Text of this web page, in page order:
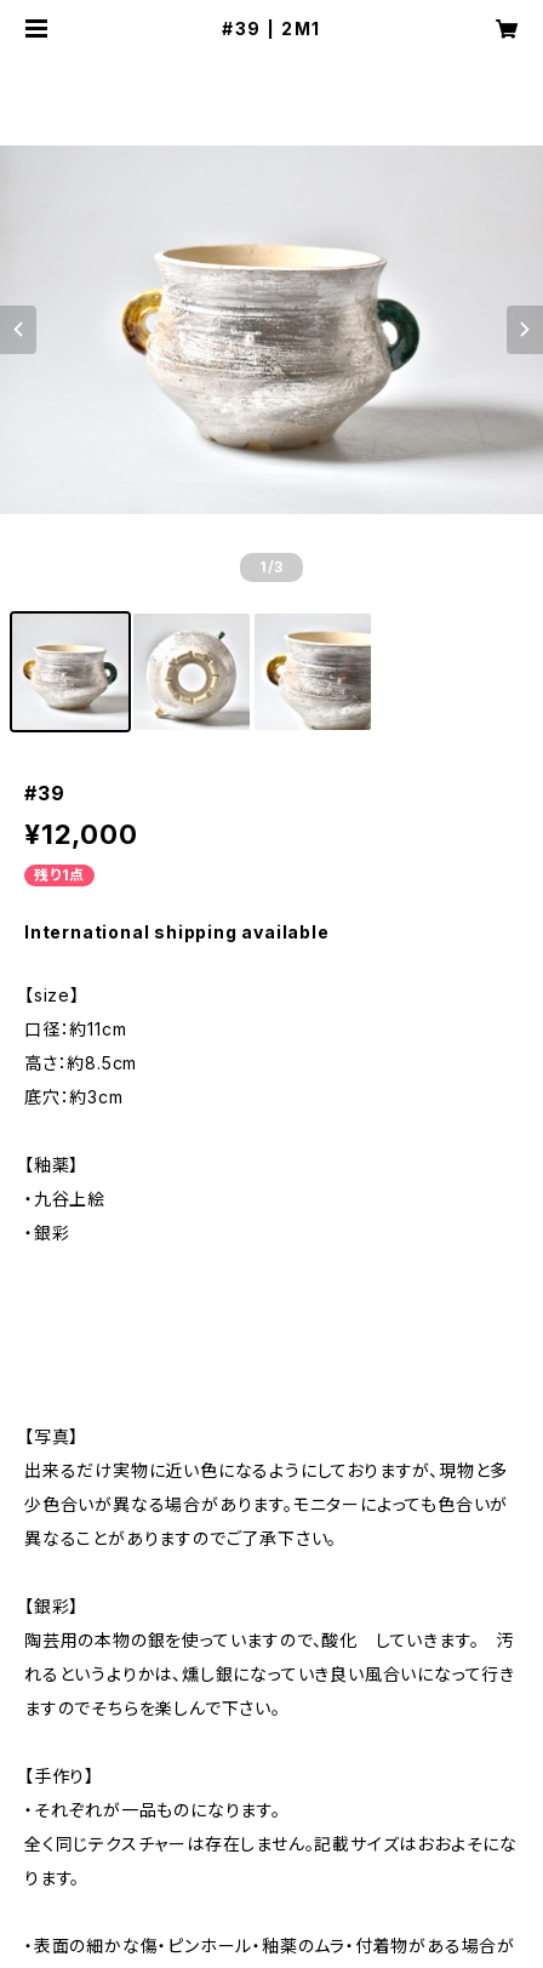
#39 | 2M1
1 /3
#39
¥12,000
残り1点
International shipping available
【size】
口径：約11cm
高さ：約8.5cm
底穴：約3cm
【釉薬】
・九谷上絵
・銀彩
【写真】
出来るだけ実物に近い色になるようにしておりますが、現物と多
少色合いが異なる場合があります。モニターによっても色合いが
異なることがありますのでご了承下さい。
【銀彩】
陶芸用の本物の銀を使っていますので、酸化 していきます。 汚
れるというよりかは、燻し銀になっていき良い風合いになって行き
ますのでそちらを楽しんで下さい。
【手作り】
・それぞれが一品ものになります。
全く同じテクスチャーは存在しません。記載サイズはおおよそにな
ります。
・表面の細かな傷・ピンホール・釉薬のムラ・付着物がある場合が